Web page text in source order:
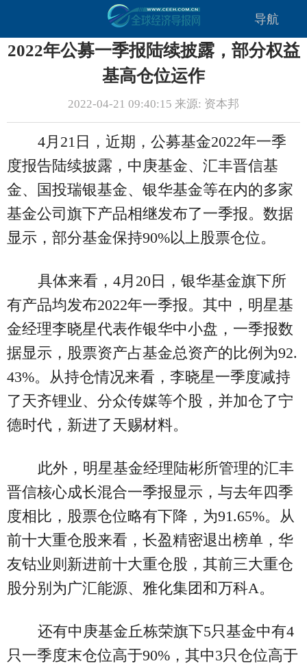
导航
2022年公募一季报陆续披露，部分权益
基高仓位运作
2022-04-21 09:40:15 来源: 资本邦
4月21日，近期，公募基金2022年一季
度报告陆续披露，中庚基金、汇丰晋信基
金、国投瑞银基金、银华基金等在内的多家
基金公司旗下产品相继发布了一季报。数据
显示，部分基金保持90%以上股票仓位。
具体来看，4月20日，银华基金旗下所
有产品均发布2022年一季报。其中，明星基
金经理李晓星代表作银华中小盘，一季报数
据显示，股票资产占基金总资产的比例为92.
43%。从持仓情况来看，李晓星一季度减持
了天齐锂业、分众传媒等个股，并加仓了宁
德时代，新进了天赐材料。
此外，明星基金经理陆彬所管理的汇丰
晋信核心成长混合一季报显示，与去年四季
度相比，股票仓位略有下降，为91.65%。从
前十大重仓股来看，长盈精密退出榜单，华
友钴业则新进前十大重仓股，其前三大重仓
股分别为广汇能源、雅化集团和万科A。
还有中庚基金丘栋荣旗下5只基金中有4
只一季度末仓位高于90%，其中3只仓位高于